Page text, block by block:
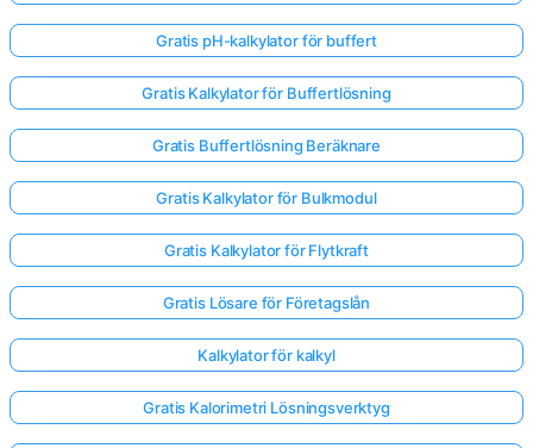
Gratis pH-kalkylator för buffert
Gratis Kalkylator för Buffertlösning
Gratis Buffertlösning Beräknare
Gratis Kalkylator för Bulkmodul
Gratis Kalkylator för Flytkraft
Gratis Lösare för Företagslån
Kalkylator för kalkyl
Gratis Kalorimetri Lösningsverktyg